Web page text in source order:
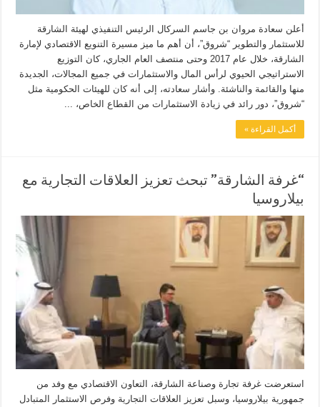
أعلن سعادة مروان بن جاسم السركال الرئيس التنفيذي لهيئة الشارقة
للاستثمار والتطوير “شروق”، أن أهم ما ميز مسيرة التنويع الاقتصادي لإمارة
الشارقة، خلال عام 2017 وحتى منتصف العام الجاري، كان التوزيع
الاستراتيجي الحيوي لرأس المال والاستثمارات في جميع المجالات، الجديدة
منها والقائمة والناشئة. وأشار سعادته، إلى أنه كان للهيئات الحكومية مثل
“شروق”، دور رائد في زيادة الاستثمارات من القطاع الخاص، ...
أكمل القراءة »
“غرفة الشارقة” تبحث تعزيز العلاقات التجارية مع
بيلاروسيا
استعرضت غرفة تجارة وصناعة الشارقة، التعاون الاقتصادي مع وفد من
جمهورية بيلاروسيا، وسبل تعزيز العلاقات التجارية وفرص الاستثمار المتبادل